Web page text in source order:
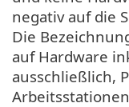
negativ auf die
Die
auf Hardware
ausschließlich,